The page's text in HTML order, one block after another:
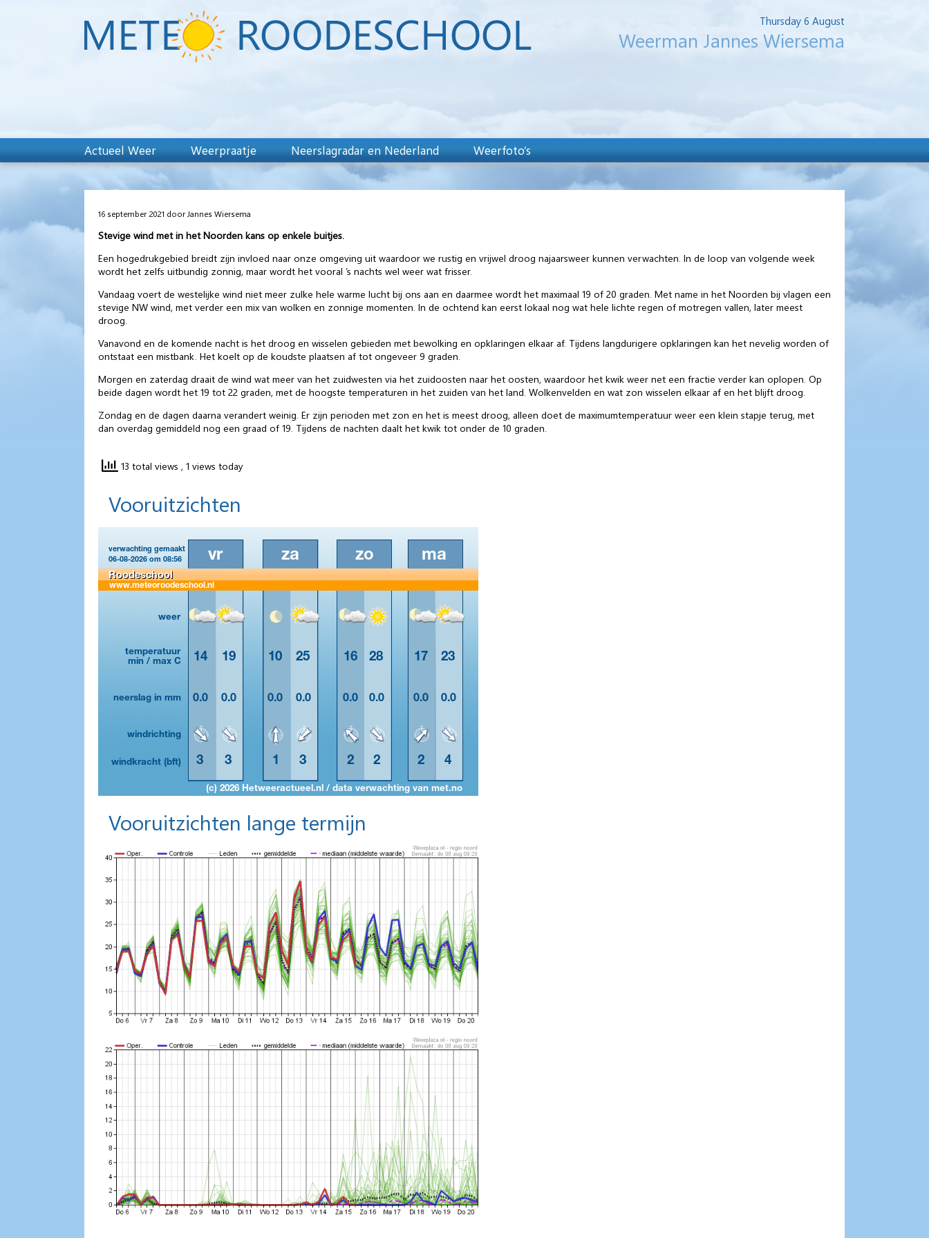
Thursday 6 August
Weerman Jannes Wiersema
Actueel Weer Weerpraatje Neerslagradar en Nederland Weerfoto’s
16 september 2021 door Jannes Wiersema
Stevige wind met in het Noorden kans op enkele buitjes.
Een hogedrukgebied breidt zijn invloed naar onze omgeving uit waardoor we rustig en vrijwel droog najaarsweer kunnen verwachten. In de loop van volgende week
wordt het zelfs uitbundig zonnig, maar wordt het vooral ’s nachts wel weer wat frisser.
Vandaag voert de westelijke wind niet meer zulke hele warme lucht bij ons aan en daarmee wordt het maximaal 19 of 20 graden. Met name in het Noorden bij vlagen een
stevige NW wind, met verder een mix van wolken en zonnige momenten. In de ochtend kan eerst lokaal nog wat hele lichte regen of motregen vallen, later meest
droog.
Vanavond en de komende nacht is het droog en wisselen gebieden met bewolking en opklaringen elkaar af. Tijdens langdurigere opklaringen kan het nevelig worden of
ontstaat een mistbank. Het koelt op de koudste plaatsen af tot ongeveer 9 graden.
Morgen en zaterdag draait de wind wat meer van het zuidwesten via het zuidoosten naar het oosten, waardoor het kwik weer net een fractie verder kan oplopen. Op
beide dagen wordt het 19 tot 22 graden, met de hoogste temperaturen in het zuiden van het land. Wolkenvelden en wat zon wisselen elkaar af en het blijft droog.
Zondag en de dagen daarna verandert weinig. Er zijn perioden met zon en het is meest droog, alleen doet de maximumtemperatuur weer een klein stapje terug, met
dan overdag gemiddeld nog een graad of 19. Tijdens de nachten daalt het kwik tot onder de 10 graden.
13 total views , 1 views today
Vooruitzichten
Vooruitzichten lange termijn